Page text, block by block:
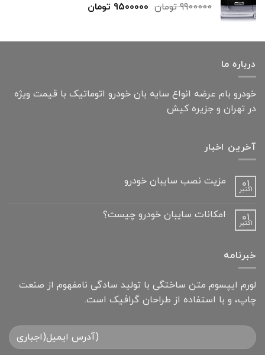
9900000 تومان 9500000 تومان
درباره ما
خودرو بام عرضه انواع سایه بان خودرو اتوماتیک با قیمت ویژه
در تهران و جزیره کیش
آخرین اخبار
01
اکتبر
مزیت نصب سایبان خودرو
01
اکتبر
امکانات سایبان خودرو چیست؟
خبرنامه
لورم ایپسوم متن ساختگی با تولید سادگی نامفهوم از صنعت
چاپ، و با استفاده از طراحان گرافیک است.